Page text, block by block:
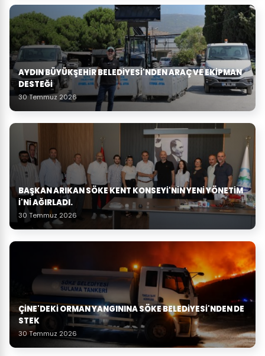
AYDIN BÜYÜKŞEHIR BELEDIYESI'NDEN ARAÇ VE EKIPMAN
DESTEĞI
30 Temmuz 2026
BAŞKAN ARIKAN SÖKE KENT KONSEYI'NIN YENI YÖNETIM
I'NI AĞIRLADI.
30 Temmuz 2026
ÇINE'DEKI ORMAN YANGININA SÖKE BELEDIYESI'NDEN DE
STEK
30 Temmuz 2026